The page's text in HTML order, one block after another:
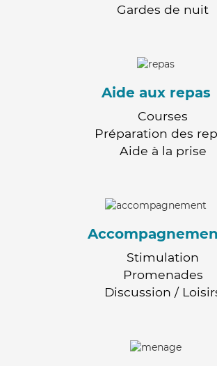
Gardes de nuit
Aide aux repas
Courses
Préparation des
Aide à la prise
Stimulation
Promenades
Discussion /